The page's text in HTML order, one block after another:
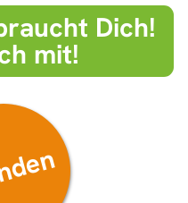
Dich!
mit!